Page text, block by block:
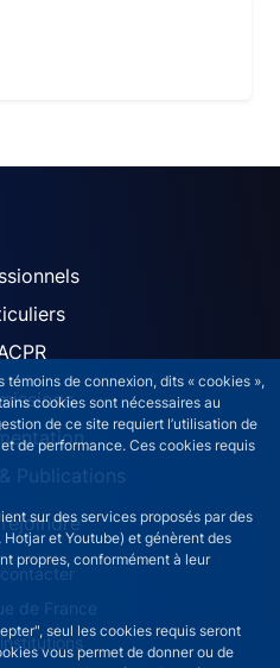
de connexion, dits « cookies »,
cookies sont nécessaires au
de ce site requiert l’utilisation de
de performance. Ces cookies requis
sur des services proposés par des
et Youtube) et génèrent des
propres, conformément à leur
seul les cookies requis seront
vous permet de donner ou de
Publications
(French)
de France